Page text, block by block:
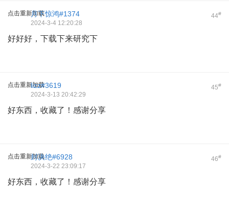
点击重新加载 44#
月下惊鸿#1374
2024-3-4 12:20:28
好好好，下载下来研究下
点击重新加载 45#
lizz#3619
2024-3-13 20:42:29
好东西，收藏了！感谢分享
点击重新加载 46#
封决绝#6928
2024-3-22 23:09:17
好东西，收藏了！感谢分享